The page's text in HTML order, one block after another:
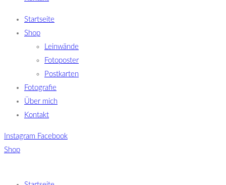
Startseite
Shop
Leinwände
Fotoposter
Postkarten
Fotografie
Über mich
Kontakt
Instagram Facebook
Shop